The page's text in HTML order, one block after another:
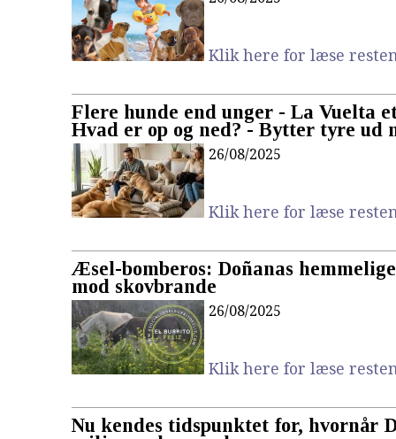
Klik here for læse
Flere hunde end unger - La Vuelta
Hvad er op og ned? - Bytter tyre ud
26/08/2025
Klik here for læse
Æsel-bomberos: Doñanas
mod skovbrande
26/08/2025
Klik here for læse
Nu kendes tidspunktet for, hvornår